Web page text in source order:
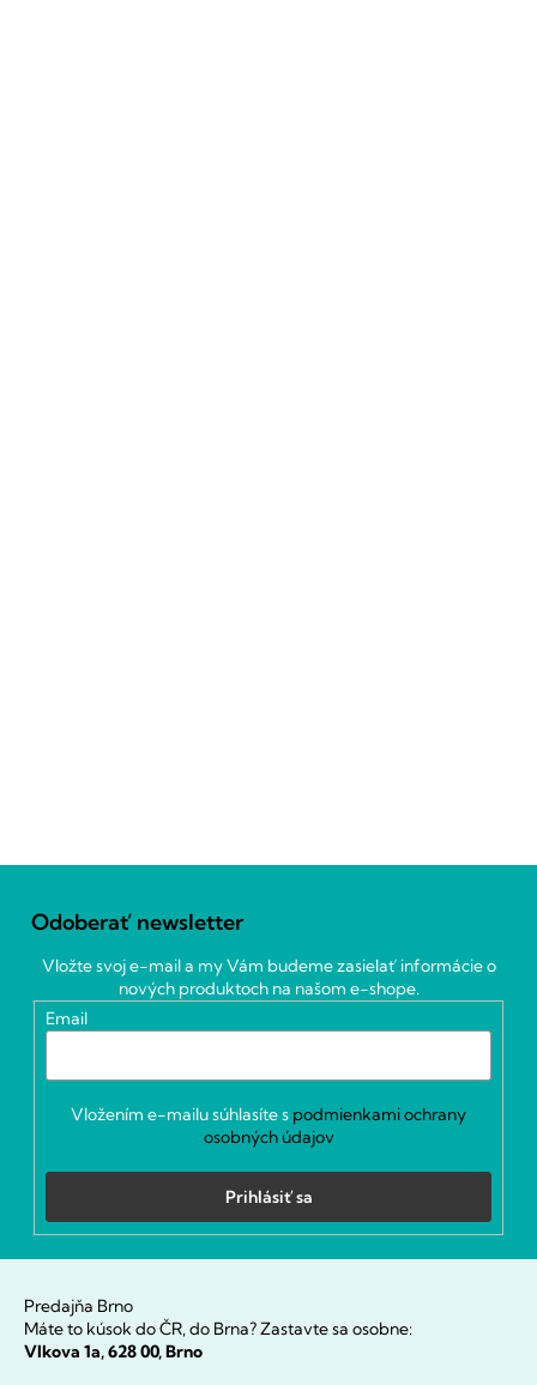
Odoberať newsletter
Vložte svoj e-mail a my Vám budeme zasielať informácie o
nových produktoch na našom e-shope.
Email
Vložením e-mailu súhlasíte s podmienkami ochrany
osobných údajov
Prihlásiť sa
Predajňa Brno
Máte to kúsok do ČR, do Brna? Zastavte sa osobne:
Vlkova 1a, 628 00, Brno